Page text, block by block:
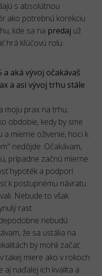
s absolútnou
ako potrebnú korekciu
kde sa na predaj už
hrá kľúčovú rolu.
aká vývoj očakávaš
a asi vývoj trhu stále
moju prax na trhu,
obdobie, kedy by sme
a mierne oživenie, hoci k
nedôjde. Očakávam,
prípadne začnú mierne
hypoték a podporí
k postupnému návratu
Nebude to však
rast.
nebudú
že sa ustália na
by mohli začať
takej miere ako v rokoch
aj naďalej ich kvalita a